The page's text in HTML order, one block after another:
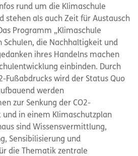
rund um die Klimaschule
stehen als auch Zeit für Austausch
Programm „Klimaschule
Schulen, die Nachhaltigkeit und
ihres Handelns machen
einbinden. Durch
Fußabdrucks wird der Status Quo
werden
zur Senkung der CO2-
und in einem Klimaschutzplan
sind Wissensvermittlung,
Sensibilisierung und
die Thematik zentrale